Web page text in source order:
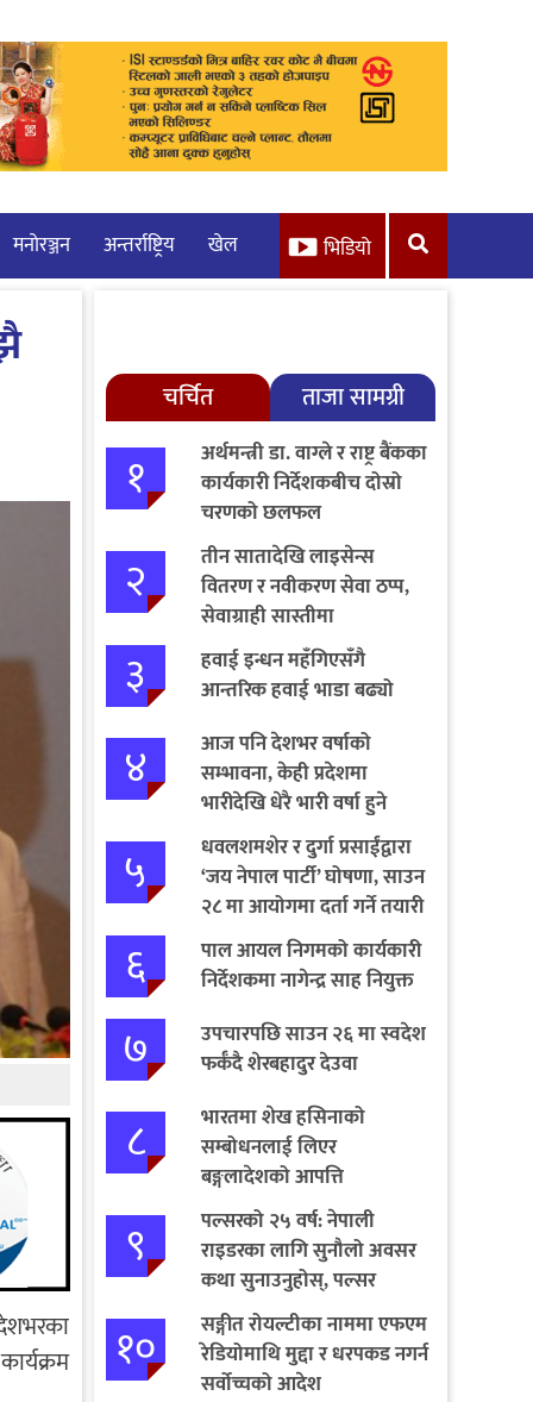
मनाेरञ्जन अन्तर्राष्ट्रिय खेल भिडियो
चर्चित ताजा सामग्री
१
अर्थमन्त्री डा. वाग्ले र राष्ट्र बैंकका
कार्यकारी निर्देशकबीच दोस्रो
चरणको छलफल
२
तीन सातादेखि लाइसेन्स
वितरण र नवीकरण सेवा ठप्प,
सेवाग्राही सास्तीमा
३
हवाई इन्धन महँगिएसँगै
आन्तरिक हवाई भाडा बढ्यो
४
आज पनि देशभर वर्षाको
सम्भावना, केही प्रदेशमा
भारीदेखि धेरै भारी वर्षा हुने
चेतावनी
५
धवलशमशेर र दुर्गा प्रसाईंद्वारा
‘जय नेपाल पार्टी’ घोषणा, साउन
२८ मा आयोगमा दर्ता गर्ने तयारी
६
पाल आयल निगमको कार्यकारी
निर्देशकमा नागेन्द्र साह नियुक्त
७
उपचारपछि साउन २६ मा स्वदेश
फर्कँदै शेरबहादुर देउवा
८
भारतमा शेख हसिनाको
सम्बोधनलाई लिएर
बङ्गलादेशको आपत्ति
९
पल्सरको २५ वर्ष: नेपाली
राइडरका लागि सुनौलो अवसर
कथा सुनाउनुहोस्, पल्सर
जित्नुहोस्
१०
सङ्गीत रोयल्टीका नाममा एफएम
रेडियोमाथि मुद्दा र धरपकड नगर्न
सर्वोच्चको आदेश